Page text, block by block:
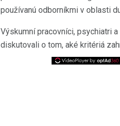
používanú odborníkmi v oblasti
Výskumní pracovníci, psychiatri
diskutovali o tom, aké kritériá